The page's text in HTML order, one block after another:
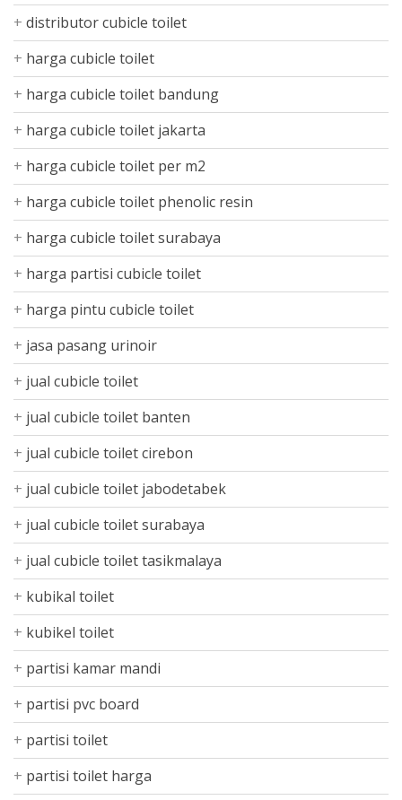
distributor cubicle toilet
harga cubicle toilet
harga cubicle toilet bandung
harga cubicle toilet jakarta
harga cubicle toilet per m2
harga cubicle toilet phenolic resin
harga cubicle toilet surabaya
harga partisi cubicle toilet
harga pintu cubicle toilet
jasa pasang urinoir
jual cubicle toilet
jual cubicle toilet banten
jual cubicle toilet cirebon
jual cubicle toilet jabodetabek
jual cubicle toilet surabaya
jual cubicle toilet tasikmalaya
kubikal toilet
kubikel toilet
partisi kamar mandi
partisi pvc board
partisi toilet
partisi toilet harga